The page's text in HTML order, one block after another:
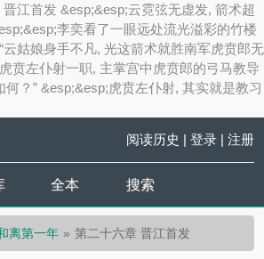
江首发 &esp;&esp;云霓弦无虚发, 箭术超
李奕看了一眼远处流光溢彩的竹楼
姑娘身手不凡, 光这箭术就胜南军虎贲郎无
左仆射一职, 主掌宫中虎贲郎的弓马教导
？” &esp;&esp;虎贲左仆射, 其实就是教习
阅读历史 | 登录| 注册
全本 搜索
离第一年 第二十六章 晋江首发